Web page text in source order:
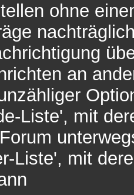
ohne
an
Liste', mit
Liste', mit